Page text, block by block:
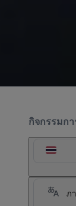
กิจกรรมก
ภ